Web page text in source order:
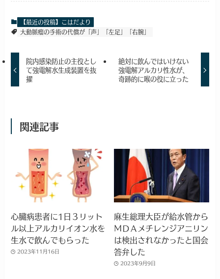
【最近の投稿】こはだより
大動脈瘤の手術の代償が「声」「左足」「右腕」
院内感染防止の主役とし
て強電解水生成装置を抜
擢
絶対に飲んではいけない
強電解アルカリ性水が、
奇跡的に喉の役に立った
関連記事
心臓病患者に1日３リット
ル以上アルカリイオン水を
生水で飲んでもらった
2023年11月16日
麻生総理大臣が給水管から
ＭＤＡメチレンジアニリン
は検出されなかったと国会
答弁した
2023年9月9日